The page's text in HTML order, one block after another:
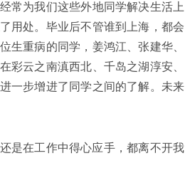
常为我们这些外地同学解决生活上
用处。毕业后不管谁到上海，都会
生重病的同学，姜鸿江、张建华、
彩云之南滇西北、千岛之湖淳安、
一步增进了同学之间的了解。未来
是在工作中得心应手，都离不开我